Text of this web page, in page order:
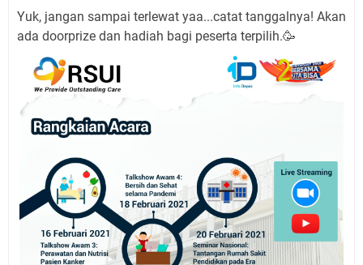
Yuk, jangan sampai terlewat yaa...catat tanggalnya! Akan
ada doorprize dan hadiah bagi peserta terpilih.🥳